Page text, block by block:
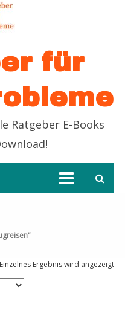
für
Ratgeber E-Books
Einzelnes Ergebnis wird angezeigt